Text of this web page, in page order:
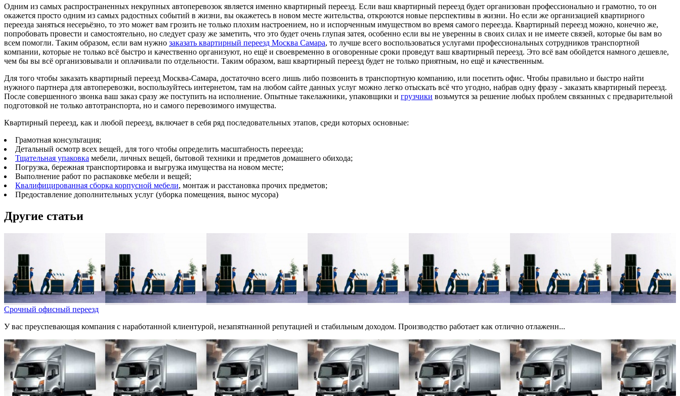
Одним из самых распространенных некрупных автоперевозок является именно квартирный переезд. Если ваш квартирный переезд будет организован профессионально и грамотно, то он
окажется просто одним из самых радостных событий в жизни, вы окажетесь в новом месте жительства, откроются новые перспективы в жизни. Но если же организацией квартирного
переезда заняться несерьёзно, то это может вам грозить не только плохим настроением, но и испорченным имуществом во время самого переезда. Квартирный переезд можно, конечно же,
попробовать провести и самостоятельно, но следует сразу же заметить, что это будет очень глупая затея, особенно если вы не уверенны в своих силах и не имеете связей, которые бы вам во
всем помогли. Таким образом, если вам нужно заказать квартирный переезд Москва Самара, то лучше всего воспользоваться услугами профессиональных сотрудников транспортной
компании, которые не только всё быстро и качественно организуют, но ещё и своевременно в оговоренные сроки проведут ваш квартирный переезд. Это всё вам обойдется намного дешевле,
чем бы вы всё организовывали и оплачивали по отдельности. Таким образом, ваш квартирный переезд будет не только приятным, но ещё и качественным.
Для того чтобы заказать квартирный переезд Москва-Самара, достаточно всего лишь либо позвонить в транспортную компанию, или посетить офис. Чтобы правильно и быстро найти
нужного партнера для автоперевозки, воспользуйтесь интернетом, там на любом сайте данных услуг можно легко отыскать всё что угодно, набрав одну фразу - заказать квартирный переезд.
После совершенного звонка ваш заказ сразу же поступить на исполнение. Опытные такелажники, упаковщики и грузчики возьмутся за решение любых проблем связанных с предварительной
подготовкой не только автотранспорта, но и самого перевозимого имущества.
Квартирный переезд, как и любой переезд, включает в себя ряд последовательных этапов, среди которых основные:
Грамотная консультация;
Детальный осмотр всех вещей, для того чтобы определить масштабность переезда;
Тщательная упаковка мебели, личных вещей, бытовой техники и предметов домашнего обихода;
Погрузка, бережная транспортировка и выгрузка имущества на новом месте;
Выполнение работ по распаковке мебели и вещей;
Квалифицированная сборка корпусной мебели, монтаж и расстановка прочих предметов;
Предоставление дополнительных услуг (уборка помещения, вынос мусора)
Другие статьи
Срочный офисный переезд
У вас преуспевающая компания с наработанной клиентурой, незапятнанной репутацией и стабильным доходом. Производство работает как отлично отлаженн...